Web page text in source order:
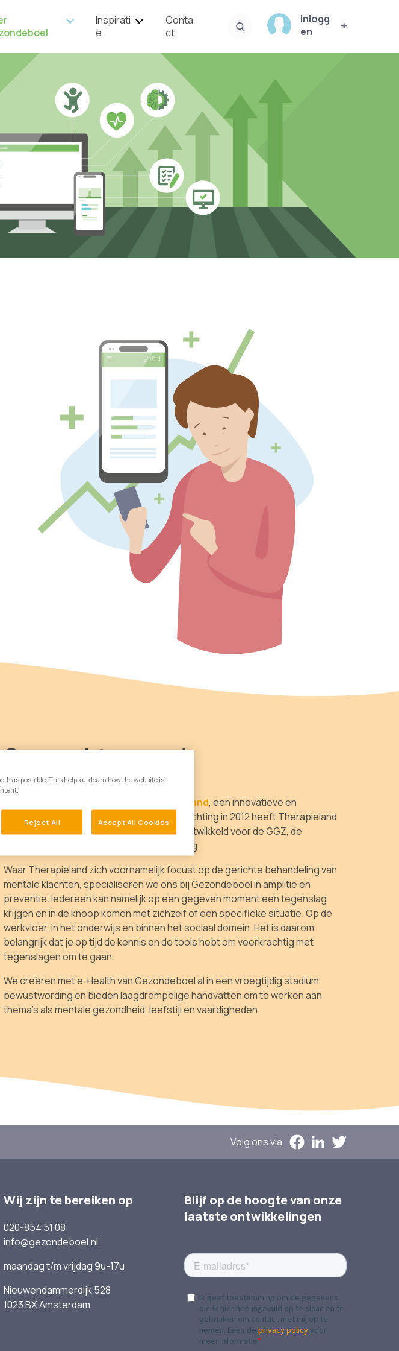
Inspirati
e
Conta
ct
Inlogg
en
Onze achtergrond
Therapieland‚ een innovatieve en
vertrouwde speler in de zorg. Sinds de oprichting in 2012 heeft Therapieland
ruim 170 innovatieve online programma’s ontwikkeld voor de GGZ, de
huisartsenzorg & POH en de ziekenhuiszorg.
Waar Therapieland zich voornamelijk focust op de gerichte behandeling van
mentale klachten, specialiseren we ons bij Gezondeboel in amplitie en
preventie. Iedereen kan namelijk op een gegeven moment een tegenslag
krijgen en in de knoop komen met zichzelf of een specifieke situatie. Op de
werkvloer, in het onderwijs en binnen het sociaal domein. Het is daarom
belangrijk dat je op tijd de kennis en de tools hebt om veerkrachtig met
tegenslagen om te gaan.
We creëren met e-Health van Gezondeboel al in een vroegtijdig stadium
bewustwording en bieden laagdrempelige handvatten om te werken aan
thema’s als mentale gezondheid, leefstijl en vaardigheden.
Volg ons via
Wij zijn te bereiken op
020-854 51 08
info@gezondeboel.nl
maandag t/m vrijdag 9u-17u
Nieuwendammerdijk 528
1023 BX Amsterdam
Blijf op de hoogte van onze
laatste ontwikkelingen
as possible. This helps us learn how the website is
Reject All Accept All Cookies